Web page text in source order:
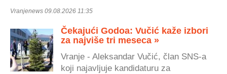
Vranjenews 09.08.2026 11:35
Čekajući Godoa: Vučić kaže izbori
za najviše tri meseca »
Vranje - Aleksandar Vučić, član SNS-a
koji najavljuje kandidaturu za